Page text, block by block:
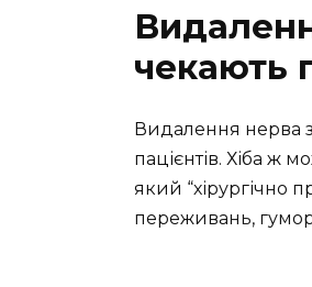
чекають
Видалення нерва
пацієнтів. Хіба ж
який “хірургічно
переживань,